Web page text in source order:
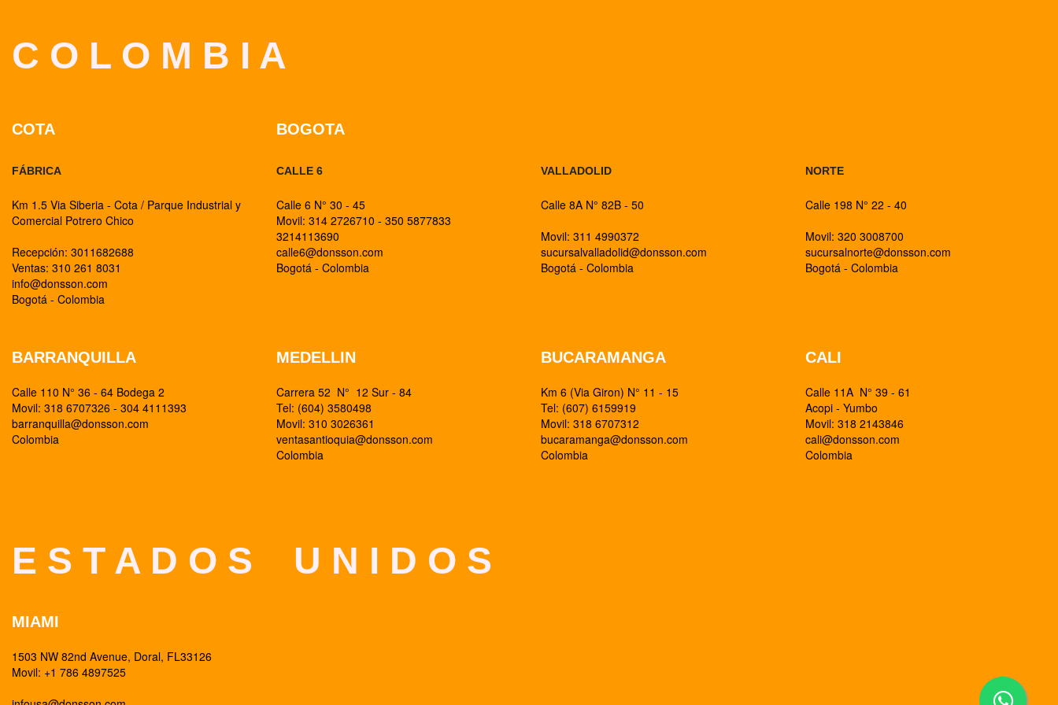
C O L O M B I A
COTA
FÁBRICA
Km 1.5 Via Siberia - Cota / Parque Industrial y
Comercial Potrero Chico
Recepción: 3011682688
Ventas: 310 261 8031
info@donsson.com
Bogotá - Colombia
BOGOTA
CALLE 6
Calle 6 N° 30 - 45
Movil: 314 2726710 - 350 5877833
3214113690
calle6@donsson.com
Bogotá - Colombia
VALLADOLID
Calle 8A N° 82B - 50
Movil: 311 4990372
sucursalvalladolid@donsson.com
Bogotá - Colombia
NORTE
Calle 198 N° 22 - 40
Movil: 320 3008700
sucursalnorte@donsson.com
Bogotá - Colombia
BARRANQUILLA
Calle 110 N° 36 - 64 Bodega 2
Movil: 318 6707326 - 304 4111393
barranquilla@donsson.com
Colombia
MEDELLIN
Carrera 52 N° 12 Sur - 84
Tel: (604) 3580498
Movil: 310 3026361
ventasantioquia@donsson.com
Colombia
BUCARAMANGA
Km 6 (Via Giron) N° 11 - 15
Tel: (607) 6159919
Movil: 318 6707312
bucaramanga@donsson.com
Colombia
CALI
Calle 11A N° 39 - 61
Acopi - Yumbo
Movil: 318 2143846
cali@donsson.com
Colombia
E S T A D O S U N I D O S
MIAMI
1503 NW 82nd Avenue, Doral, FL33126
Movil: +1 786 4897525